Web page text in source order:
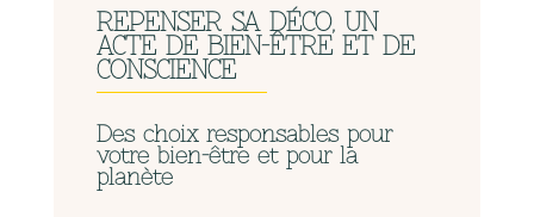
REPENSER SA DÉCO, UN
ACTE DE BIEN-ÊTRE ET DE
CONSCIENCE
Des choix responsables pour
votre bien-être et pour la
planète